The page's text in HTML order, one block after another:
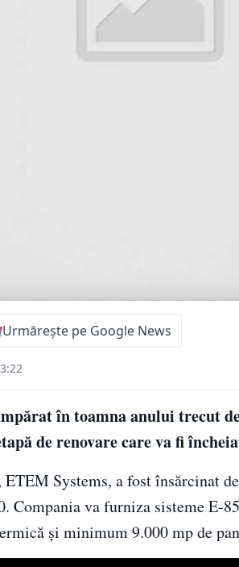
Urmărește pe Google News
în toamna anului trecut
de renovare care va fi
Systems, a fost însărcinat
va furniza sisteme E-
şi minimum 9.000 mp de